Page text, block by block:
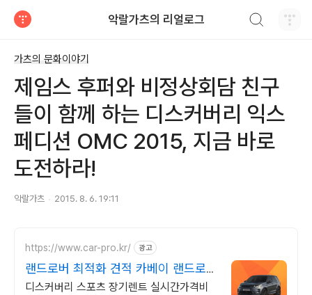
악랄가츠의 리얼로그
가츠의 문화이야기
제임스 후퍼와 비정상회담 친구
들이 함께 하는 디스커버리 익스
페디션 OMC 2015, 지금 바로
도전하라!
악랄가츠 2015. 8. 6. 19:11
https://www.car-pro.kr/ 광고
랜드로버 최적화 견적 카베이 랜드로버
특가차량 무료견적
디스커버리 스포츠 장기렌트 실시간가격비